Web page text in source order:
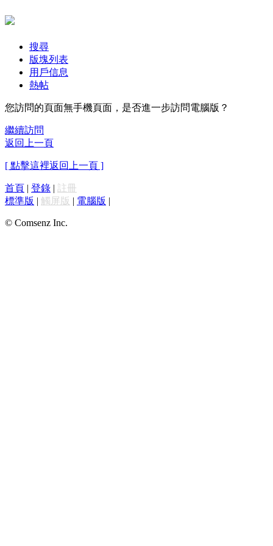
搜尋
版塊列表
用戶信息
熱帖
您訪問的頁面無手機頁面，是否進一步訪問電腦版？
繼續訪問
返回上一頁
[ 點擊這裡返回上一頁 ]
首頁 | 登錄 | 註冊
標準版 | 觸屏版 | 電腦版 |
© Comsenz Inc.